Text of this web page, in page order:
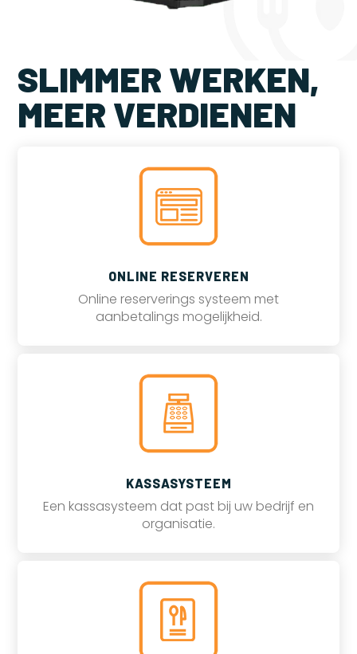
SLIMMER WERKEN,
MEER VERDIENEN
ONLINE RESERVEREN
Online reserverings systeem met
aanbetalings mogelijkheid.
KASSASYSTEEM
Een kassasysteem dat past bij uw bedrijf en
organisatie.